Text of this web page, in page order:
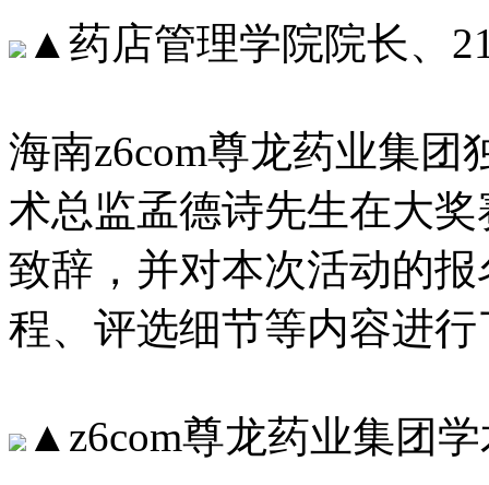
▲药店管理学院院长
海南z6com尊龙药业集团
术总监孟德诗先生在大
致辞，并对本次活动的报
程、评选细节等内容进
▲z6com尊龙药业集团